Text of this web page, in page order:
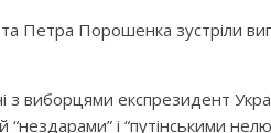
Петра Порошенка зустріли
з виборцями експрезидент
і “путінськими